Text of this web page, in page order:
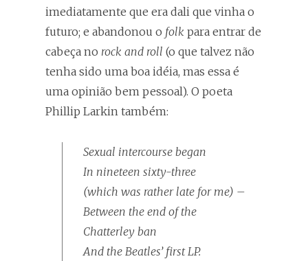
imediatamente que era dali que vinha o
futuro; e abandonou o folk para entrar de
cabeça no rock and roll (o que talvez não
tenha sido uma boa idéia, mas essa é
uma opinião bem pessoal). O poeta
Phillip Larkin também:
Sexual intercourse began
In nineteen sixty-three
(which was rather late for me) –
Between the end of the
Chatterley ban
And the Beatles’ first LP.